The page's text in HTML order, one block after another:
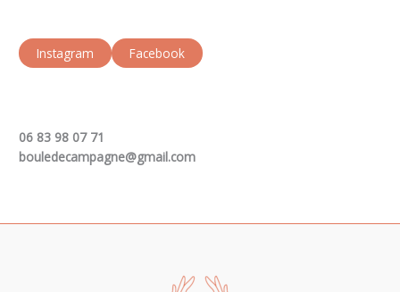
Instagram Facebook
06 83 98 07 71
bouledecampagne@gmail.com